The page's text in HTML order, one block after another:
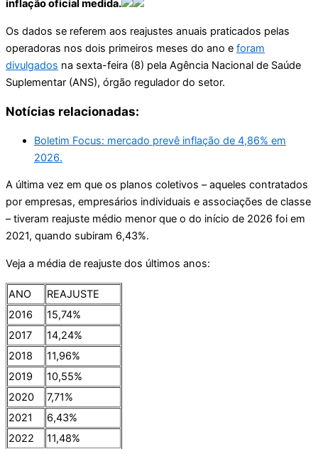
inflação oficial medida.
Os dados se referem aos reajustes anuais praticados pelas
operadoras nos dois primeiros meses do ano e foram
divulgados na sexta-feira (8) pela Agência Nacional de Saúde
Suplementar (ANS), órgão regulador do setor.
Notícias relacionadas:
Boletim Focus: mercado prevê inflação de 4,86% em
2026.
A última vez em que os planos coletivos – aqueles contratados
por empresas, empresários individuais e associações de classe
– tiveram reajuste médio menor que o do início de 2026 foi em
2021, quando subiram 6,43%.
Veja a média de reajuste dos últimos anos:
ANO
REAJUSTE
2016
15,74%
2017
14,24%
2018
11,96%
2019
10,55%
2020
7,71%
2021
6,43%
2022
11,48%